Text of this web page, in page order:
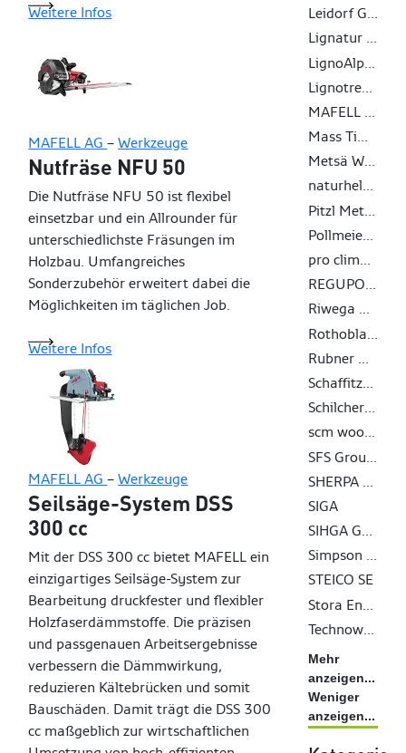
Weitere Infos
MAFELL AG–Werkzeuge
Nutfräse NFU 50
Die Nutfräse NFU 50 ist flexibel
einsetzbar und ein Allrounder für
unterschiedlichste Fräsungen im
Holzbau. Umfangreiches
Sonderzubehör erweitert dabei die
Möglichkeiten im täglichen Job.
Weitere Infos
MAFELL AG–Werkzeuge
Seilsäge-System DSS
300 cc
Mit der DSS 300 cc bietet MAFELL ein
einzigartiges Seilsäge-System zur
Bearbeitung druckfester und flexibler
Holzfaserdämmstoffe. Die präzisen
und passgenauen Arbeitsergebnisse
verbessern die Dämmwirkung,
reduzieren Kältebrücken und somit
Bauschäden. Damit trägt die DSS 300
cc maßgeblich zur wirtschaftlichen
Leidorf GmbH
Lignatur AG
LignoAlp DAMIANI-HOLZ&KO AG
Lignotrend Produktions GmbH
MAFELL AG
Mass Timber Solutions GmbH
Metsä Wood
naturheld GmbH & Co. KG
Pitzl Metallbau GmbH & Co. KG
Pollmeier Massivholz GmbH & Co.KG
pro clima - MOLL bauökologische Produkte GmbH
REGUPOL BSW GmbH
Riwega GmbH
Rothoblaas
Rubner Holding
Schaffitzel Holzindustrie GmbH + Co. KG
Schilcher Trading & Engineering GmbH
scm woodworking technology
SFS Group AG
SHERPA Connection Systems GmbH
SIGA
SIHGA GmbH
Simpson Strong-Tie GmbH
STEICO SE
Stora Enso Wood Products Oy Ltd
Technowood AG
Mehr
anzeigen...
Weniger
anzeigen...